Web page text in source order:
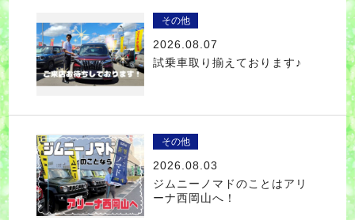
その他
2026.08.07
試乗車取り揃えております♪
その他
2026.08.03
ジムニーノマドのことはアリ
ーナ西岡山へ！